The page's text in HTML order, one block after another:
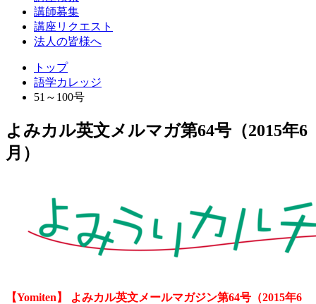
講師募集
講座リクエスト
法人の皆様へ
トップ
語学カレッジ
51～100号
よみカル英文メルマガ第64号（2015年6
月）
【Yomiten】 よみカル英文メールマガジン第64号（2015年6